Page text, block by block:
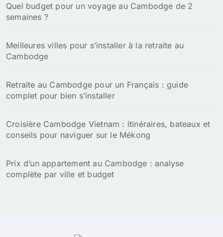
Quel budget pour un voyage au Cambodge de 2
semaines ?
Meilleures villes pour s’installer à la retraite au
Cambodge
Retraite au Cambodge pour un Français : guide
complet pour bien s’installer
Croisière Cambodge Vietnam : itinéraires, bateaux et
conseils pour naviguer sur le Mékong
Prix d’un appartement au Cambodge : analyse
complète par ville et budget